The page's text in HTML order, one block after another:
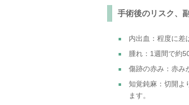
手術後のリスク、
内出血：程度に差
腫れ：1週間で約
傷跡の赤み：赤み
知覚鈍麻：切開よ
ます。